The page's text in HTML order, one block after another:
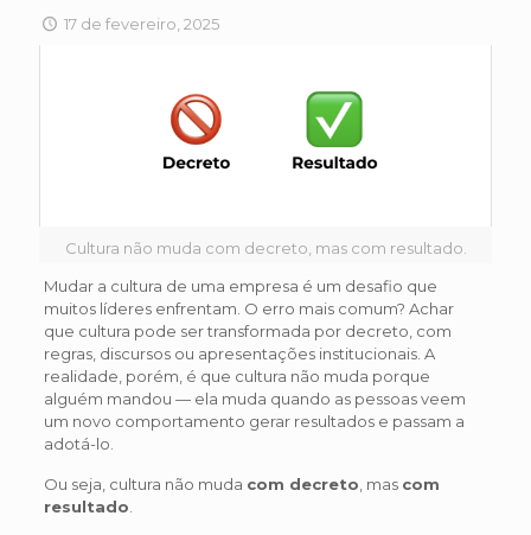
17 de fevereiro, 2025
Cultura não muda com decreto, mas com resultado.
Mudar a cultura de uma empresa é um desafio que
muitos líderes enfrentam. O erro mais comum? Achar
que cultura pode ser transformada por decreto, com
regras, discursos ou apresentações institucionais. A
realidade, porém, é que cultura não muda porque
alguém mandou — ela muda quando as pessoas veem
um novo comportamento gerar resultados e passam a
adotá-lo.
Ou seja, cultura não muda com decreto , mas com
resultado